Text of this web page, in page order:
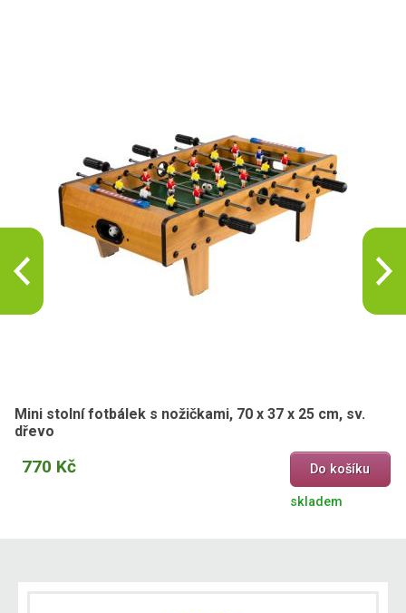
Mini stolní fotbálek s nožičkami, 70 x 37 x 25 cm, sv.
dřevo
770 Kč Do košíku
skladem